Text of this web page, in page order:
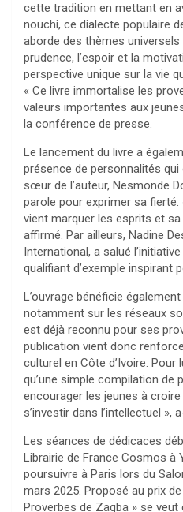
cette tradition en mettant en
nouchi, ce dialecte populaire
aborde des thèmes
prudence, l’espoir et la
perspective unique sur la vie
« Ce livre immortalise les
valeurs importantes aux
la conférence de presse.
Le lancement du livre a
présence de personnalités
sœur de l’auteur, Nesmonde
parole pour exprimer sa
vient marquer les esprits et
affirmé. Par ailleurs, Nadine
International, a salué
qualifiant d’exemple inspirant
L’ouvrage bénéficie
notamment sur les réseaux
est déjà reconnu pour ses
publication vient donc
culturel en Côte d’Ivoire.
qu’une simple compilation de
encourager les jeunes à
s’investir dans l’intellectuel »,
Les séances de dédicaces
Librairie de France Cosmos à
poursuivre à Paris lors du
mars 2025. Proposé au prix de
Proverbes de Zagba » se